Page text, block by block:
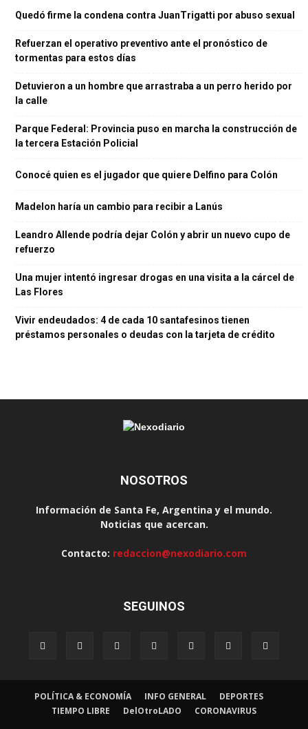
Quedó firme la condena contra JuanTrigatti por abuso sexual
Refuerzan el operativo preventivo ante el pronóstico de
tormentas para estos días
Detuvieron a un hombre que arrastraba a un perro herido por
la calle
Parque Federal: Provincia puso en marcha la construcción de
la tercera Estación Policial
Conocé quien es el jugador que quiere Delfino para Colón
Madelon haría un cambio para recibir a Lanús
Leandro Allende podría dejar Colón y abrir un nuevo cupo de
refuerzo
Una mujer intentó ingresar drogas en una visita a la cárcel de
Las Flores
Vivir endeudados: 4 de cada 10 santafesinos tienen
préstamos personales o deudas con la tarjeta de crédito
NOSOTROS
Información de Santa Fe, Argentina y el mundo.
Noticias que acercan.
Contacto: redaccion@nexodiario.com
SEGUINOS
POLÍTICA & ECONOMÍA INFO GENERAL
DEPORTES
TIEMPO LIBRE
DelOtroLADO
CORONAVIRUS